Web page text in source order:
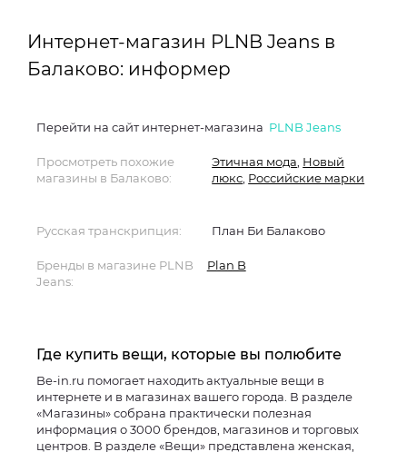
Интернет-магазин PLNB Jeans в
Балаково: информер
Перейти на сайт интернет-магазина PLNB Jeans
Просмотреть похожие
магазины в Балаково:
Этичная мода Новый
люкс Российские марки
Русская транскрипция: План Би Балаково
Бренды в магазине PLNB
Jeans:
Plan B
Где купить вещи, которые вы полюбите
Be-in.ru помогает находить актуальные вещи в
интернете и в магазинах вашего города. В разделе
«Магазины» собрана практически полезная
информация о 3000 брендов, магазинов и торговых
центров. В разделе «Вещи» представлена женская,